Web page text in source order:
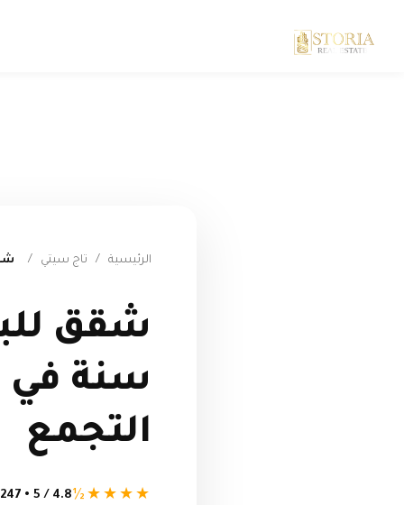
الرئيسية / تاج سيتي /
شقق
سنة في
التجمع
★★★★½4.8 / 5 • 247 تقييم